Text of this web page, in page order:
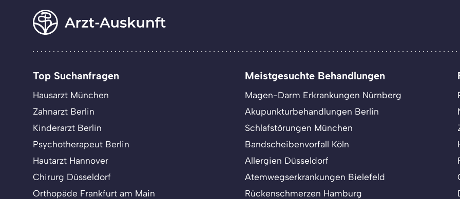
Top Suchanfragen
Hausarzt München
Zahnarzt Berlin
Kinderarzt Berlin
Psychotherapeut Berlin
Hautarzt Hannover
Chirurg Düsseldorf
Orthopäde Frankfurt am Main
Meistgesuchte Behandlungen
Magen-Darm Erkrankungen Nürnberg
Akupunkturbehandlungen Berlin
Schlafstörungen München
Bandscheibenvorfall Köln
Allergien Düsseldorf
Atemwegserkrankungen Bielefeld
Rückenschmerzen Hamburg